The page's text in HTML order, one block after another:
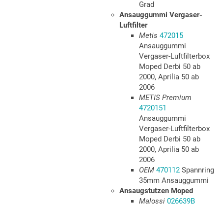
Grad
Ansauggummi Vergaser-
Luftfilter
Metis 472015
Ansauggummi
Vergaser-Luftfilterbox
Moped Derbi 50 ab
2000, Aprilia 50 ab
2006
METIS Premium
4720151
Ansauggummi
Vergaser-Luftfilterbox
Moped Derbi 50 ab
2000, Aprilia 50 ab
2006
OEM 470112Spannring
35mm Ansauggummi
Ansaugstutzen Moped
Malossi 026639B